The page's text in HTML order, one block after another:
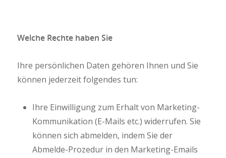
Welche Rechte haben Sie
Ihre persönlichen Daten gehören Ihnen und Sie
können jederzeit folgendes tun:
Ihre Einwilligung zum Erhalt von Marketing-
Kommunikation (E-Mails etc.) widerrufen. Sie
können sich abmelden, indem Sie der
Abmelde-Prozedur in den Marketing-Emails